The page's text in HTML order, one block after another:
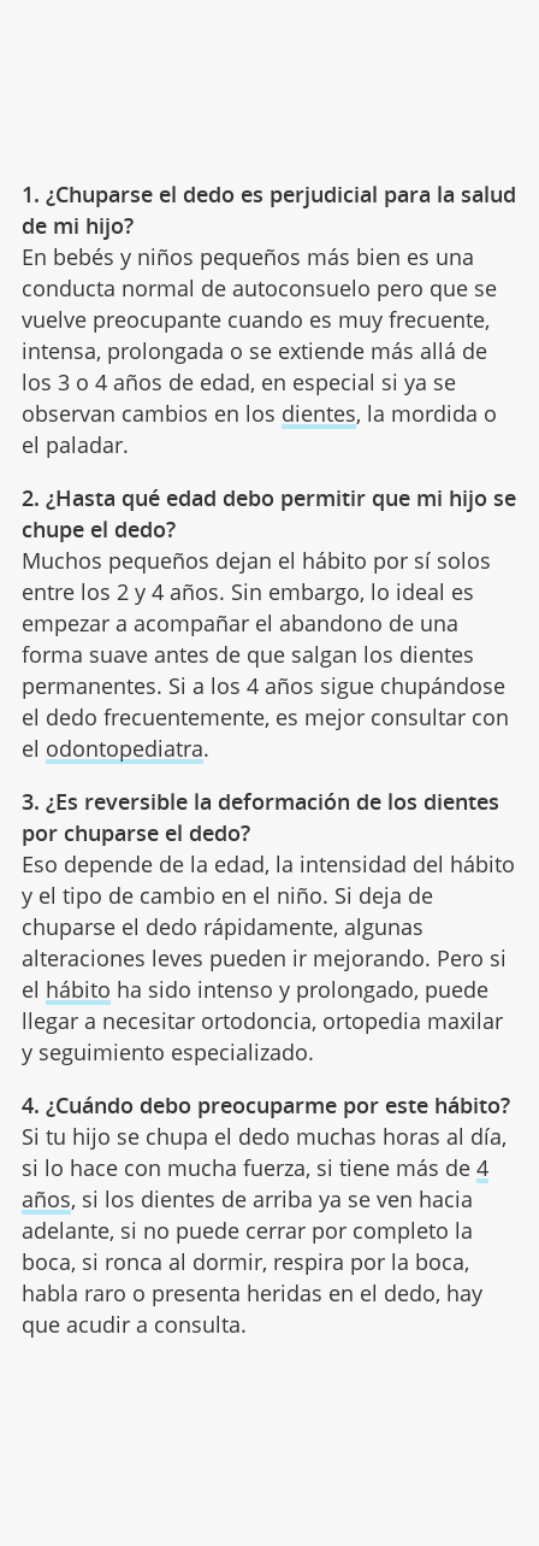
1. ¿Chuparse el dedo es perjudicial para la salud
de mi hijo?
En bebés y niños pequeños más bien es una
conducta normal de autoconsuelo pero que se
vuelve preocupante cuando es muy frecuente,
intensa, prolongada o se extiende más allá de
los 3 o 4 años de edad, en especial si ya se
observan cambios en los dientes, la mordida o
el paladar.
2. ¿Hasta qué edad debo permitir que mi hijo se
chupe el dedo?
Muchos pequeños dejan el hábito por sí solos
entre los 2 y 4 años. Sin embargo, lo ideal es
empezar a acompañar el abandono de una
forma suave antes de que salgan los dientes
permanentes. Si a los 4 años sigue chupándose
el dedo frecuentemente, es mejor consultar con
el odontopediatra.
3. ¿Es reversible la deformación de los dientes
por chuparse el dedo?
Eso depende de la edad, la intensidad del hábito
y el tipo de cambio en el niño. Si deja de
chuparse el dedo rápidamente, algunas
alteraciones leves pueden ir mejorando. Pero si
el hábito ha sido intenso y prolongado, puede
llegar a necesitar ortodoncia, ortopedia maxilar
y seguimiento especializado.
4. ¿Cuándo debo preocuparme por este hábito?
Si tu hijo se chupa el dedo muchas horas al día,
si lo hace con mucha fuerza, si tiene más de 4
años, si los dientes de arriba ya se ven hacia
adelante, si no puede cerrar por completo la
boca, si ronca al dormir, respira por la boca,
habla raro o presenta heridas en el dedo, hay
que acudir a consulta.